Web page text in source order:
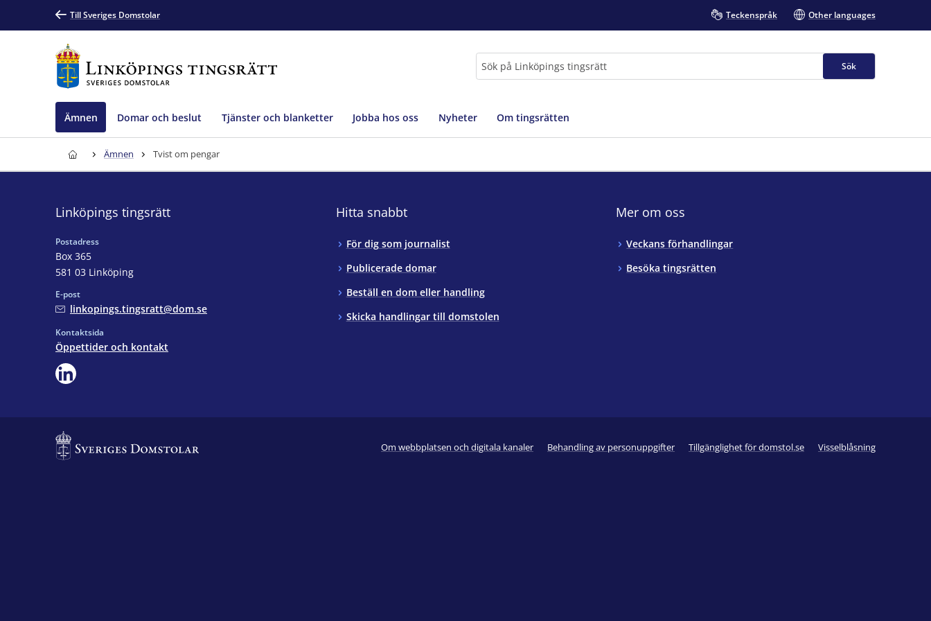
Till Sveriges Domstolar Teckenspråk Other languages
Sök
Ämnen Domar och beslut Tjänster och blanketter Jobba hos oss Nyheter Om tingsrätten
Ämnen Tvist om pengar
Linköpings tingsrätt
Postadress
Box 365
581 03 Linköping
E-post
linkopings.tingsratt@dom.se
Kontaktsida
Öppettider och kontakt
Hitta snabbt
För dig som journalist
Publicerade domar
Beställ en dom eller handling
Skicka handlingar till domstolen
Mer om oss
Veckans förhandlingar
Besöka tingsrätten
Om webbplatsen och digitala kanaler Behandling av personuppgifter Tillgänglighet för domstol.se Visselblåsning